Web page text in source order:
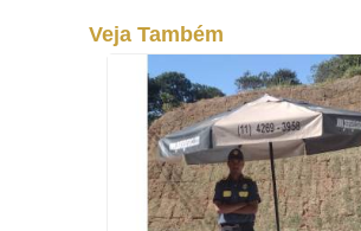
Veja Também